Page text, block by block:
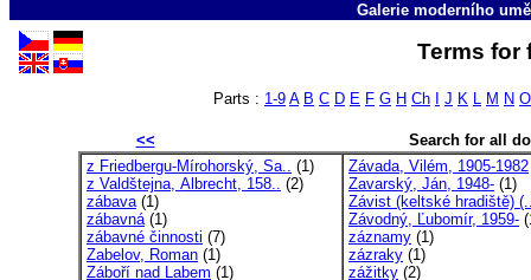
Galerie moderního
Terms for
Parts : 1-9 A B C D E F G H Ch J K L M N O
<<
Search for all
z Friedbergu-Mírohorský, Sa.. (1)
z Valdštejna, Albrecht, 158.. (2)
zábava(1)
zábavná(1)
zábavné činnosti (7)
Zabelov, Roman (1)
Záboří nad Labem (1)
Závada, Vilém, 1905-1982
Zavarský, Ján, 1948- (1)
Závist (keltské hradiště)
Závodný, Ľubomír, 1959-
záznamy (1)
zázraky (1)
zážitky (2)